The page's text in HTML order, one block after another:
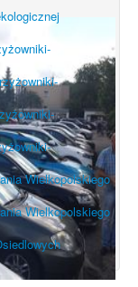
Wielkopolskiego
Wielkopolskiego